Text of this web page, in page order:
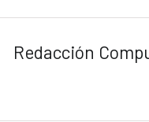
Redacción